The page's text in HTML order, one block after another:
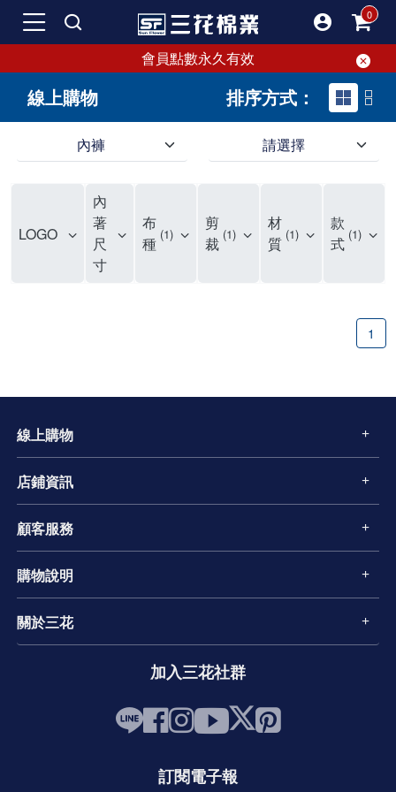
會員點數永久有效
線上購物 排序方式：
內褲 請選擇
LOGO
內
著
尺
寸
布
種 1
剪
裁 1
材
質 1
款
式 1
1
線上購物
店鋪資訊
顧客服務
購物說明
關於三花
加入三花社群
訂閱電子報